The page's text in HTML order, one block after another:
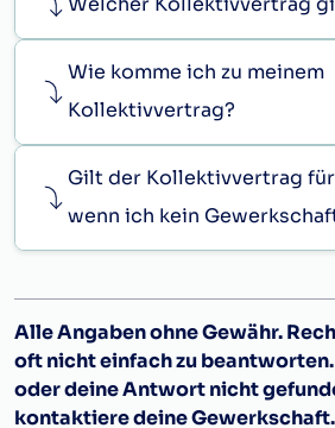
Wie komme ich zu meinem
Kollektivvertrag?
Gilt der Kollektivvertrag
wenn ich kein
Alle Angaben ohne Gewähr.
oft nicht einfach zu
oder deine Antwort nicht
kontaktiere deine Gewerkschaft.